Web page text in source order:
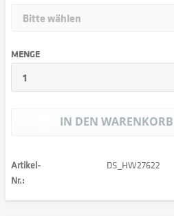
MENGE
IN DEN WARENKORB
Artikel-
Nr.:
DS_HW27622